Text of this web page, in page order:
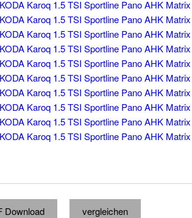
Download vergleichen